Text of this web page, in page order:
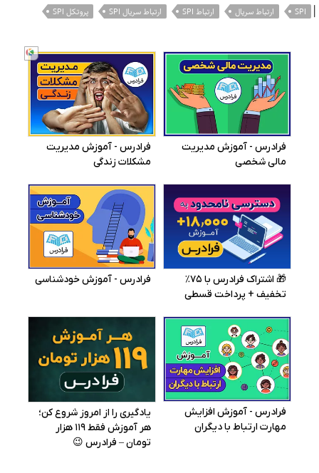
|
SPI ارتباط سریال ارتباط SPI ارتباط سریال SPI پروتکل SPI